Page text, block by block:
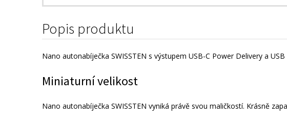
Popis produktu
Nano autonabíječka SWISSTEN s výstupem USB-C Power Delivery a
Miniaturní velikost
Nano autonabíječka SWISSTEN vyniká právě svou maličkostí. Krásně